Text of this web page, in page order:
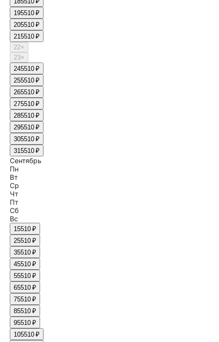
195510 ₽
205510 ₽
215510 ₽
22×
23×
245510 ₽
255510 ₽
265510 ₽
275510 ₽
285510 ₽
295510 ₽
305510 ₽
315510 ₽
Сентябрь
Пн
Вт
Ср
Чт
Пт
Сб
Вс
15510 ₽
25510 ₽
35510 ₽
45510 ₽
55510 ₽
65510 ₽
75510 ₽
85510 ₽
95510 ₽
105510 ₽